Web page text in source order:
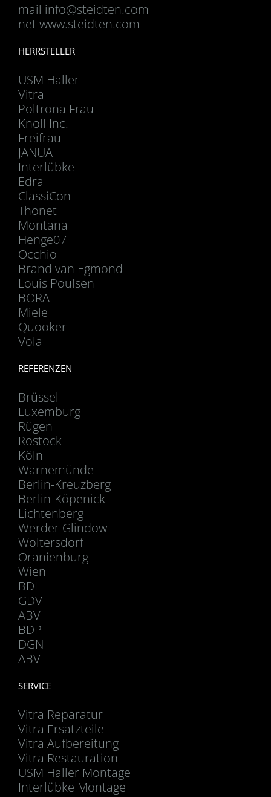
mail info@steidten.com
net www.steidten.com
HERRSTELLER
USM Haller
Vitra
Poltrona Frau
Knoll Inc.
Freifrau
JANUA
Interlübke
Edra
ClassiCon
Thonet
Montana
Henge07
Occhio
Brand van Egmond
Louis Poulsen
BORA
Miele
Quooker
Vola
REFERENZEN
Brüssel
Luxemburg
Rügen
Rostock
Köln
Warnemünde
Berlin-Kreuzberg
Berlin-Köpenick
Lichtenberg
Werder Glindow
Woltersdorf
Oranienburg
Wien
BDI
GDV
ABV
BDP
DGN
ABV
SERVICE
Vitra Reparatur
Vitra Ersatzteile
Vitra Aufbereitung
Vitra Restauration
USM Haller Montage
Interlübke Montage